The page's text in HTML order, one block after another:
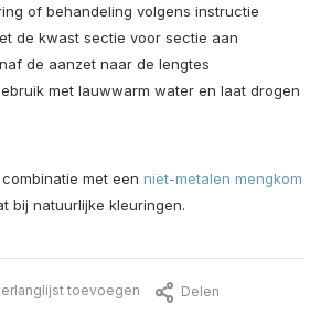
of behandeling volgens instructie
de kwast sectie voor sectie aan
de aanzet naar de lengtes
met lauwwarm water en laat drogen
met een niet-metalen mengkom
bij natuurlijke kleuringen.
toevoegen Delen